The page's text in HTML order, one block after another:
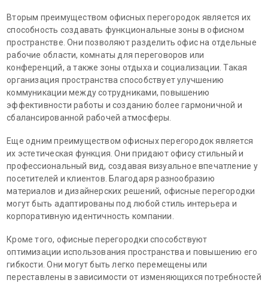
Вторым преимуществом офисных перегородок является их
способность создавать функциональные зоны в офисном
пространстве. Они позволяют разделить офис на отдельные
рабочие области, комнаты для переговоров или
конференций, а также зоны отдыха и социализации. Такая
организация пространства способствует улучшению
коммуникации между сотрудниками, повышению
эффективности работы и созданию более гармоничной и
сбалансированной рабочей атмосферы.
Еще одним преимуществом офисных перегородок является
их эстетическая функция. Они придают офису стильный и
профессиональный вид, создавая визуальное впечатление у
посетителей и клиентов. Благодаря разнообразию
материалов и дизайнерских решений, офисные перегородки
могут быть адаптированы под любой стиль интерьера и
корпоративную идентичность компании.
Кроме того, офисные перегородки способствуют
оптимизации использования пространства и повышению его
гибкости. Они могут быть легко перемещены или
переставлены в зависимости от изменяющихся потребностей